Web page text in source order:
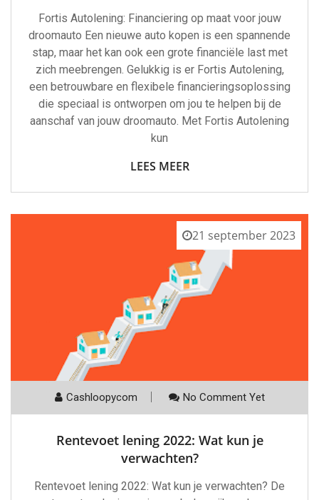
Fortis Autolening: Financiering op maat voor jouw
droomauto Een nieuwe auto kopen is een spannende
stap, maar het kan ook een grote financiële last met
zich meebrengen. Gelukkig is er Fortis Autolening,
een betrouwbare en flexibele financieringsoplossing
die speciaal is ontworpen om jou te helpen bij de
aanschaf van jouw droomauto. Met Fortis Autolening
kun
LEES MEER
21 september 2023
Cashloopycom No Comment Yet
Rentevoet lening 2022: Wat kun je
verwachten?
Rentevoet lening 2022: Wat kun je verwachten? De